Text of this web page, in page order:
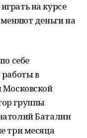
на курсе
деньги на
себе
в
Московской
группы
Баталин
три месяца